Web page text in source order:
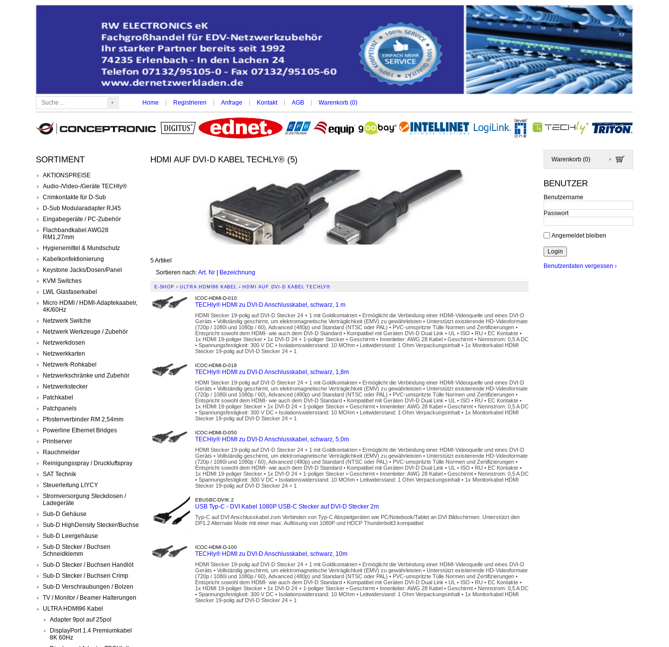
Home Registrieren Anfrage Kontakt AGB Warenkorb (0)
Warenkorb (0)
BENUTZER
Benutzername
Passwort
Angemeldet bleiben
Benutzerdaten vergessen ›
SORTIMENT
AKTIONSPREISE
Audio-/Video-/Geräte TECHly®
Crimkontakte für D-Sub
D-Sub Modularadapter RJ45
Eingabegeräte / PC-Zubehör
Flachbandkabel AWG28
RM1,27mm
Hygienemittel & Mundschutz
Kabelkonfektionierung
Keystone Jacks/Dosen/Panel
KVM Switches
LWL Glasfaserkabel
Micro HDMI / HDMI-Adaptekaabelr,
4K/60Hz
Netzwerk Switche
Netzwerk Werkzeuge / Zubehör
Netzwerkdosen
Netzwerkkarten
Netzwerk-Rohkabel
Netzwerkschränke und Zubehör
Netzwerkstecker
Patchkabel
Patchpanels
Pfostenverbinder RM 2,54mm
Powerline Ethernet Bridges
Printserver
Rauchmelder
Reinigungsspray / Druckluftspray
SAT Technik
Steuerleitung LIYCY
Stromversorgung Steckdosen /
Ladegeräte
Sub-D Gehäuse
Sub-D HighDensity Stecker/Buchse
Sub-D Leergehäuse
Sub-D Stecker / Buchsen
Schneidklemm
Sub-D Stecker / Buchsen Handlöt
Sub-D Stecker / Buchsen Crimp
Sub-D Verschraubungen / Bolzen
TV / Monitor / Beamer Halterungen
ULTRA HDMI96 Kabel
Adapter 9pol auf 25pol
DisplayPort 1.4 Premiumkabel
8K 60Hz
HDMI AUF DVI-D KABEL TECHLY® (5)
5 Artikel
Sortieren nach:Art. Nr | Bezeichnung
E-SHOP › ULTRA HDMI96 KABEL › HDMI AUF DVI-D KABEL TECHLY®
ICOC-HDMI-D-010
TECHly® HDMI zu DVI-D Anschlusskabel, schwarz, 1 m
HDMI Stecker 19-polig auf DVI-D Stecker 24 + 1 mit Goldkontakten • Ermöglicht die Verbindung einer HDMI-Videoquelle und eines DVI-D
Geräts • Vollständig geschirmt, um elektromagnetische Verträglichkeit (EMV) zu gewährleisten • Unterstützt existierende HD-Videoformate
(720p / 1080i und 1080p / 60), Advanced (480p) und Standard (NTSC oder PAL) • PVC-umspritzte Tülle Normen und Zertifizierungen •
Entspricht sowohl dem HDMI- wie auch dem DVI-D Standard • Kompatibel mit Geräten DVI-D Dual Link • UL • ISO • RU • EC Kontakte •
1x HDMI 19-poliger Stecker • 1x DVI-D 24 + 1-poliger Stecker • Geschirmt • Innenleiter: AWG 28 Kabel • Geschirmt • Nennstrom: 0,5 A DC
• Spannungsfestigkeit: 300 V DC • Isolationswiderstand: 10 MOhm • Leitwiderstand: 1 Ohm Verpackungsinhalt • 1x Monitorkabel HDMI
Stecker 19-polig auf DVI-D Stecker 24 + 1
ICOC-HDMI-D-018
TECHly® HDMI zu DVI-D Anschlusskabel, schwarz, 1,8m
HDMI Stecker 19-polig auf DVI-D Stecker 24 + 1 mit Goldkontakten • Ermöglicht die Verbindung einer HDMI-Videoquelle und eines DVI-D
Geräts • Vollständig geschirmt, um elektromagnetische Verträglichkeit (EMV) zu gewährleisten • Unterstützt existierende HD-Videoformate
(720p / 1080i und 1080p / 60), Advanced (480p) und Standard (NTSC oder PAL) • PVC-umspritzte Tülle Normen und Zertifizierungen •
Entspricht sowohl dem HDMI- wie auch dem DVI-D Standard • Kompatibel mit Geräten DVI-D Dual Link • UL • ISO • RU • EC Kontakte •
1x HDMI 19-poliger Stecker • 1x DVI-D 24 + 1-poliger Stecker • Geschirmt • Innenleiter: AWG 28 Kabel • Geschirmt • Nennstrom: 0,5 A DC
• Spannungsfestigkeit: 300 V DC • Isolationswiderstand: 10 MOhm • Leitwiderstand: 1 Ohm Verpackungsinhalt • 1x Monitorkabel HDMI
Stecker 19-polig auf DVI-D Stecker 24 + 1
ICOC-HDMI-D-050
TECHly® HDMI zu DVI-D Anschlusskabel, schwarz, 5,0m
HDMI Stecker 19-polig auf DVI-D Stecker 24 + 1 mit Goldkontakten • Ermöglicht die Verbindung einer HDMI-Videoquelle und eines DVI-D
Geräts • Vollständig geschirmt, um elektromagnetische Verträglichkeit (EMV) zu gewährleisten • Unterstützt existierende HD-Videoformate
(720p / 1080i und 1080p / 60), Advanced (480p) und Standard (NTSC oder PAL) • PVC-umspritzte Tülle Normen und Zertifizierungen •
Entspricht sowohl dem HDMI- wie auch dem DVI-D Standard • Kompatibel mit Geräten DVI-D Dual Link • UL • ISO • RU • EC Kontakte •
1x HDMI 19-poliger Stecker • 1x DVI-D 24 + 1-poliger Stecker • Geschirmt • Innenleiter: AWG 28 Kabel • Geschirmt • Nennstrom: 0,5 A DC
• Spannungsfestigkeit: 300 V DC • Isolationswiderstand: 10 MOhm • Leitwiderstand: 1 Ohm Verpackungsinhalt • 1x Monitorkabel HDMI
Stecker 19-polig auf DVI-D Stecker 24 + 1
EBUSBC-DVIK.2
USB Typ-C - DVI Kabel 1080P USB-C Stecker auf DVI-D Stecker 2m
Typ-C auf DVI Anschlusskabel zum Verbinden von Typ-C Abspielgeräten wie PC/Notebook/Tablet an DVI Bildschirmen. Unterstützt den
DP1.2 Alternate Mode mit einer max. Auflösung von 1080P und HDCP Thunderbolt3 kompatibel
ICOC-HDMI-D-100
TECHly® HDMI zu DVI-D Anschlusskabel, schwarz, 10m
HDMI Stecker 19-polig auf DVI-D Stecker 24 + 1 mit Goldkontakten • Ermöglicht die Verbindung einer HDMI-Videoquelle und eines DVI-D
Geräts • Vollständig geschirmt, um elektromagnetische Verträglichkeit (EMV) zu gewährleisten • Unterstützt existierende HD-Videoformate
(720p / 1080i und 1080p / 60), Advanced (480p) und Standard (NTSC oder PAL) • PVC-umspritzte Tülle Normen und Zertifizierungen •
Entspricht sowohl dem HDMI- wie auch dem DVI-D Standard • Kompatibel mit Geräten DVI-D Dual Link • UL • ISO • RU • EC Kontakte •
1x HDMI 19-poliger Stecker • 1x DVI-D 24 + 1-poliger Stecker • Geschirmt • Innenleiter: AWG 28 Kabel • Geschirmt • Nennstrom: 0,5 A DC
• Spannungsfestigkeit: 300 V DC • Isolationswiderstand: 10 MOhm • Leitwiderstand: 1 Ohm Verpackungsinhalt • 1x Monitorkabel HDMI
Stecker 19-polig auf DVI-D Stecker 24 + 1